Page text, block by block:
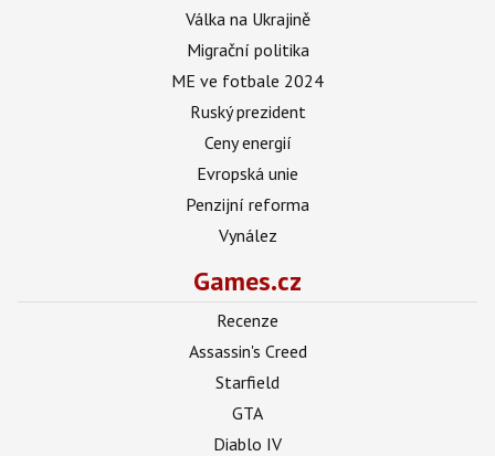
Válka na Ukrajině
Migrační politika
ME ve fotbale 2024
Ruský prezident
Ceny energií
Evropská unie
Penzijní reforma
Vynález
Games.cz
Recenze
Assassin's Creed
Starfield
GTA
Diablo IV